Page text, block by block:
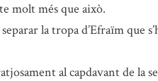
molt més que això.
la tropa d’Efraïm que
al capdavant de la